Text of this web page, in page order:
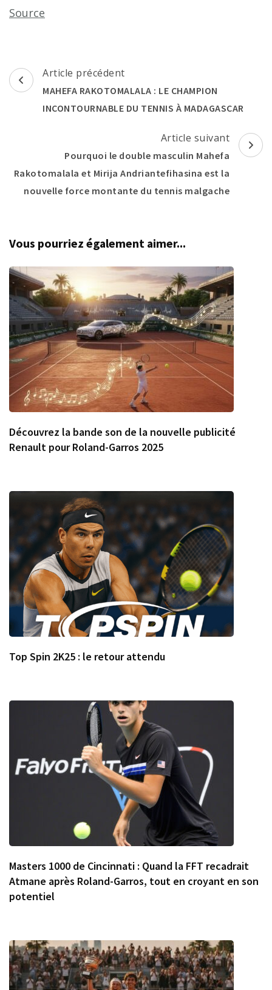
Source
Navigation
d'article
Article précédent
MAHEFA RAKOTOMALALA : LE CHAMPION
INCONTOURNABLE DU TENNIS À MADAGASCAR
Article suivant
Pourquoi le double masculin Mahefa
Rakotomalala et Mirija Andriantefihasina est la
nouvelle force montante du tennis malgache
Vous pourriez également aimer...
Découvrez la bande son de la nouvelle publicité
Renault pour Roland-Garros 2025
Top Spin 2K25 : le retour attendu
Masters 1000 de Cincinnati : Quand la FFT recadrait
Atmane après Roland-Garros, tout en croyant en son
potentiel